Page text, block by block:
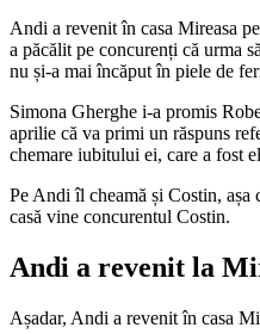
Andi a revenit în casa Mireasa
a păcălit pe concurenți că urma
nu și-a mai încăput în piele de
Simona Gherghe i-a promis
aprilie că va primi un răspuns
chemare iubitului ei, care a fost
Pe Andi îl cheamă și Costin, așa
casă vine concurentul Costin.
Andi a revenit la
Așadar, Andi a revenit în casa